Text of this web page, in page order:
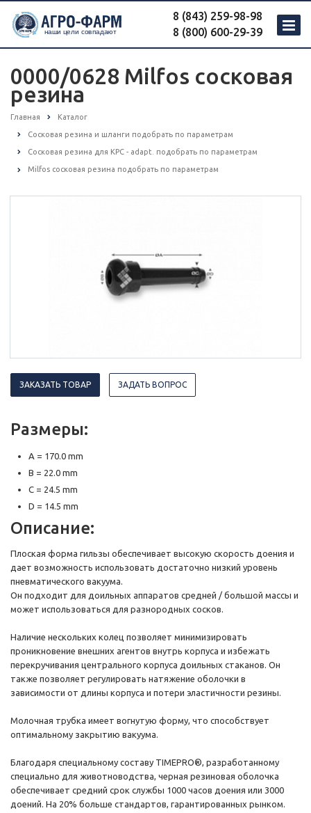
8 (843) 259-98-98
8 (800) 600-29-39
0000/0628 Milfos сосковая
резина
Главная Каталог
Сосковая резина и шланги подобрать по параметрам
Сосковая резина для КРС - adapt. подобрать по параметрам
Milfos сосковая резина подобрать по параметрам
ЗАКАЗАТЬ ТОВАР ЗАДАТЬ ВОПРОС
Размеры:
A = 170.0 mm
B = 22.0 mm
C = 24.5 mm
D = 14.5 mm
Описание:
Плоская форма гильзы обеспечивает высокую скорость доения и
дает возможность использовать достаточно низкий уровень
пневматического вакуума.
Он подходит для доильных аппаратов средней / большой массы и
может использоваться для разнородных сосков.
Наличие нескольких колец позволяет минимизировать
проникновение внешних агентов внутрь корпуса и избежать
перекручивания центрального корпуса доильных стаканов. Он
также позволяет регулировать натяжение оболочки в
зависимости от длины корпуса и потери эластичности резины.
Молочная трубка имеет вогнутую форму, что способствует
оптимальному закрытию вакуума.
Благодаря специальному составу TIMEPRO®, разработанному
специально для животноводства, черная резиновая оболочка
обеспечивает средний срок службы 1000 часов доения или 3000
доений. На 20% больше стандартов, гарантированных рынком.